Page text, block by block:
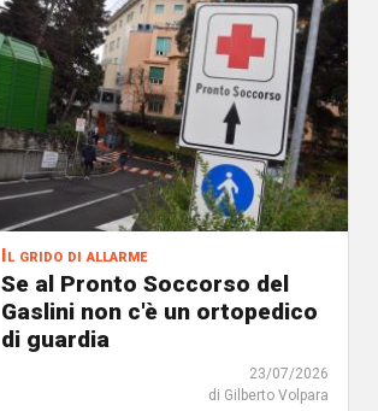
Il grido di allarme
Se al Pronto Soccorso del
Gaslini non c'è un ortopedico
di guardia
23/07/2026
di Gilberto Volpara